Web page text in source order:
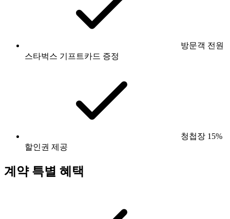
방문객 전원
스타벅스 기프트카드 증정
청첩장 15%
할인권 제공
계약 특별 혜택